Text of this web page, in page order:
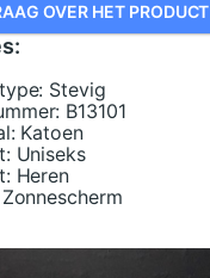
OVER HET PRODUCT
Stevig
B13101
Katoen
Uniseks
Heren
Zonnescherm